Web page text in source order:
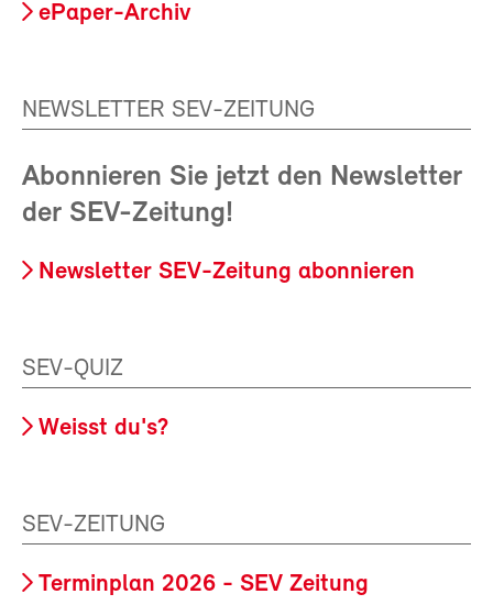
ePaper-Archiv
NEWSLETTER SEV-ZEITUNG
Abonnieren Sie jetzt den Newsletter
der SEV-Zeitung!
Newsletter SEV-Zeitung abonnieren
SEV-QUIZ
Weisst du's?
SEV-ZEITUNG
Terminplan 2026 - SEV Zeitung